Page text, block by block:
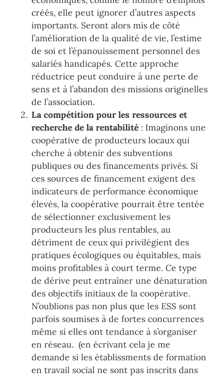
créés, elle peut ignorer d’autres aspects
importants. Seront alors mis de côté
l’amélioration de la qualité de vie, l’estime
de soi et l’épanouissement personnel des
salariés handicapés. Cette approche
réductrice peut conduire à une perte de
sens et à l’abandon des missions originelles
de l’association.
La compétition pour les ressources et
recherche de la rentabilité : Imaginons une
coopérative de producteurs locaux qui
cherche à obtenir des subventions
publiques ou des financements privés. Si
ces sources de financement exigent des
indicateurs de performance économique
élevés, la coopérative pourrait être tentée
de sélectionner exclusivement les
producteurs les plus rentables, au
détriment de ceux qui privilégient des
pratiques écologiques ou équitables, mais
moins profitables à court terme. Ce type
de dérive peut entraîner une dénaturation
des objectifs initiaux de la coopérative.
N’oublions pas non plus que les ESS sont
parfois soumises à de fortes concurrences
même si elles ont tendance à s’organiser
en réseau. (en écrivant cela je me
demande si les établissments de formation
en travail social ne sont pas inscrits dans